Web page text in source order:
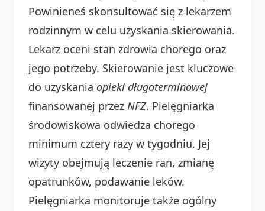
Powinieneś skonsultować się z lekarzem
rodzinnym w celu uzyskania skierowania.
Lekarz oceni stan zdrowia chorego oraz
jego potrzeby. Skierowanie jest kluczowe
do uzyskania opieki długoterminowej
finansowanej przez NFZ. Pielęgniarka
środowiskowa odwiedza chorego
minimum cztery razy w tygodniu. Jej
wizyty obejmują leczenie ran, zmianę
opatrunków, podawanie leków.
Pielęgniarka monitoruje także ogólny